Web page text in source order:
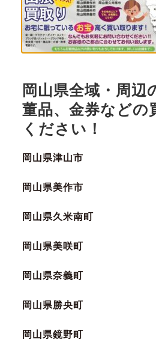
岡山県全域・周辺
董品、金券などの
ください！
岡山県津山市
岡山県美作市
岡山県久米南町
岡山県美咲町
岡山県奈義町
岡山県勝央町
岡山県鏡野町